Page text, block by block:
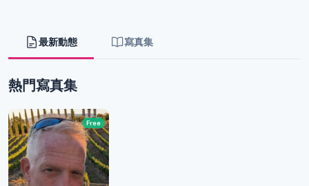
最新動態 寫真集
熱門寫真集
Free